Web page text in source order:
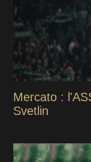
Mercato :
Svetlin